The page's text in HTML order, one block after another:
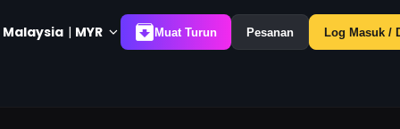
Malaysia | MYR Muat Turun Pesanan Log Masuk /